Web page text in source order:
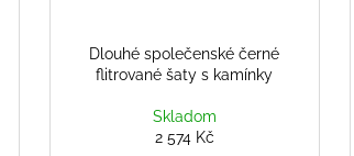
Dlouhé společenské černé
flitrované šaty s kamínky
Skladom
2 574 Kč